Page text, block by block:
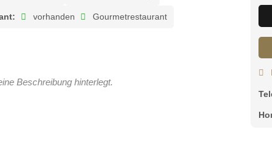
vorhanden Gourmetrestaurant
Beschreibung hinterlegt.